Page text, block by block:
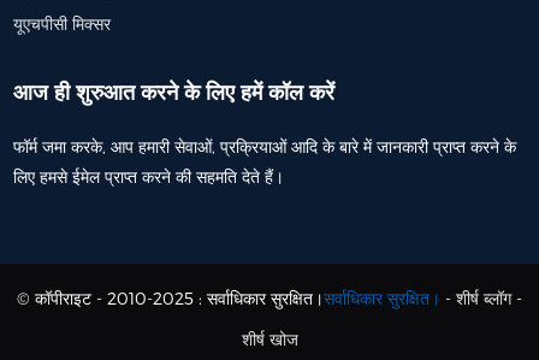
यूएचपीसी मिक्सर
आज ही शुरुआत करने के लिए हमें कॉल करें
फॉर्म जमा करके, आप हमारी सेवाओं, प्रक्रियाओं आदि के बारे में जानकारी प्राप्त करने के
लिए हमसे ईमेल प्राप्त करने की सहमति देते हैं।
© कॉपीराइट - 2010-2025 : सर्वाधिकार सुरक्षित।सर्वाधिकार सुरक्षित। - शीर्ष ब्लॉग-
शीर्ष खोज